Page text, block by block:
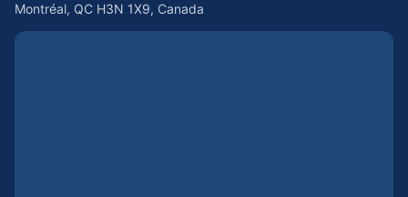
Montréal, QC H3N 1X9, Canada